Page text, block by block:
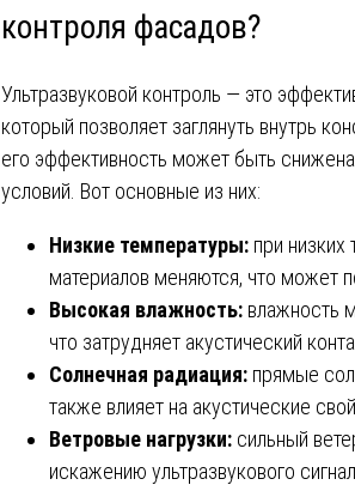
контроля фасадов?
Ультразвуковой контроль — это
который позволяет заглянуть внутрь
его эффективность может быть
условий. Вот основные из них:
Низкие температуры:при низких
материалов меняются, что может
Высокая влажность:влажность
что затрудняет акустический
Солнечная радиация:прямые
также влияет на акустические
Ветровые нагрузки:сильный
искажению ультразвукового